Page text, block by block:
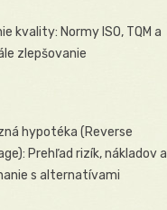
kvality: Normy ISO, TQM a
zlepšovanie
hypotéka (Reverse
Prehľad rizík, nákladov a
s alternatívami